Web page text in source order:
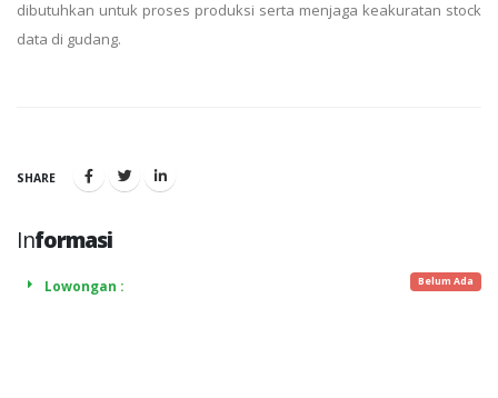
dibutuhkan untuk proses produksi serta menjaga keakuratan stock
data di gudang.
SHARE
Informasi
Lowongan : Belum Ada